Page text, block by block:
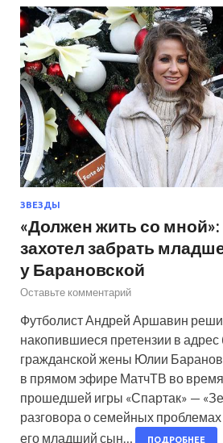
ЗВЕЗДЫ
«Должен жить со
захотел забрать
у Барановской
Оставьте комментарий
Футболист Андрей Аршавин
накопившиеся претензии в
гражданской жены Юлии
в прямом эфире МатчТВ во
прошедшей игры «Спартак» —
разговора о семейных
его младший сын…
ПОДРОБНЕЕ